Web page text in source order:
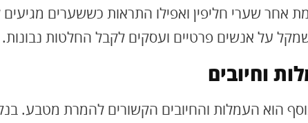
אחר שערי חליפין ואפילו התראות כששערים מגיעים
על אנשים פרטיים ועסקים לקבל החלטות נבונות.
וחיובים
הוא העמלות והחיובים הקשורים להמרת מטבע.